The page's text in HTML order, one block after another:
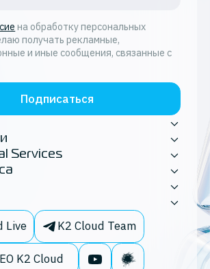
на обработку персональных
получать рекламные,
и иные сообщения, связанные с
Подписаться
Services
Live K2 Cloud Team
K2 Cloud